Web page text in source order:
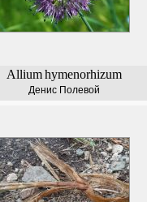
Alliumhymenorhizum
Денис Полевой